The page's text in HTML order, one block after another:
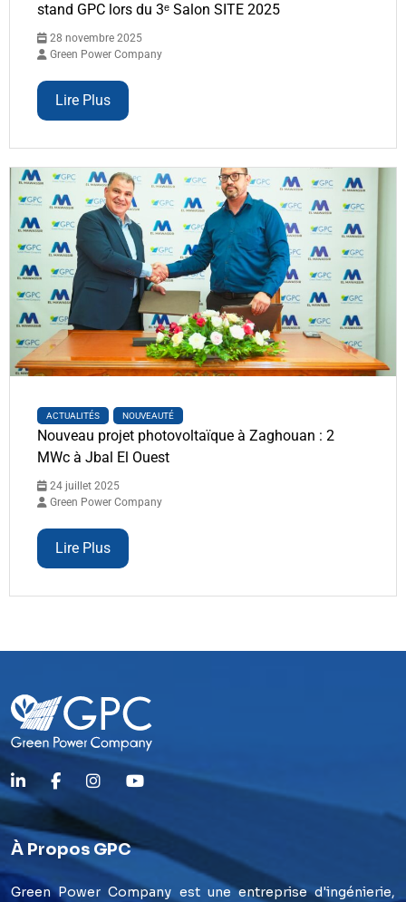
stand GPC lors du 3ᵉ Salon SITE 2025
28 novembre 2025
Green Power Company
Lire Plus
ACTUALITÉS NOUVEAUTÉ
Nouveau projet photovoltaïque à Zaghouan : 2
MWc à Jbal El Ouest
24 juillet 2025
Green Power Company
Lire Plus
À Propos GPC
Green Power Company est une entreprise d'ingénierie,